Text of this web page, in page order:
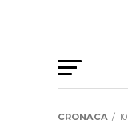
CRONACA